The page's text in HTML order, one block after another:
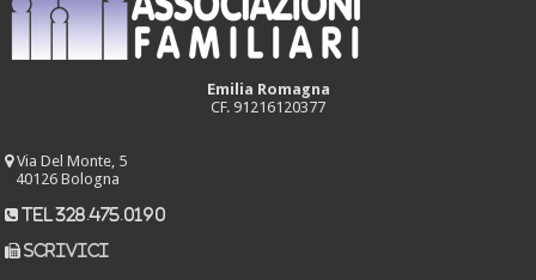
Emilia Romagna
CF. 91216120377
Via Del Monte, 5
40126 Bologna
tel 328.475.0190
scrivici